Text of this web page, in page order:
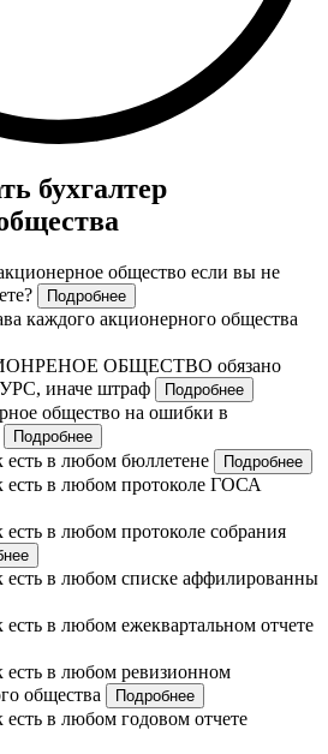
бухгалтер
общество если вы не
Подробнее
каждого акционерного общества
ОБЩЕСТВО обязано
иначе штраф
Подробнее
общество на ошибки в
Подробнее
в любом бюллетене Подробнее
есть в любом протоколе ГОСА
в любом протоколе собрания
есть в любом списке аффилированны
в любом ежеквартальном отчете
в любом ревизионном
общества
Подробнее
в любом годовом отчете